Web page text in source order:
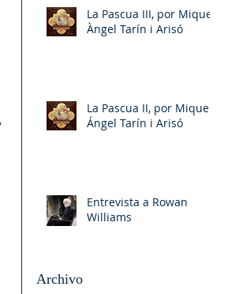
La Pascua III, por Miquel-
Àngel Tarín i Arisó
La Pascua II, por Miquel-
Ángel Tarín i Arisó
Entrevista a Rowan
Williams
Archivo